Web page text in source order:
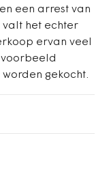
een arrest van
valt het echter
ervan veel
gekocht.